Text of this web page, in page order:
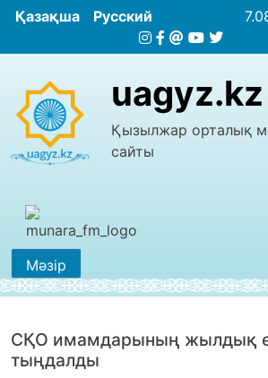
Қазақша Русский
uagyz.kz
Қызылжар орталық
сайты
Мәзір
СҚО имамдарының жылдық
тыңдалды